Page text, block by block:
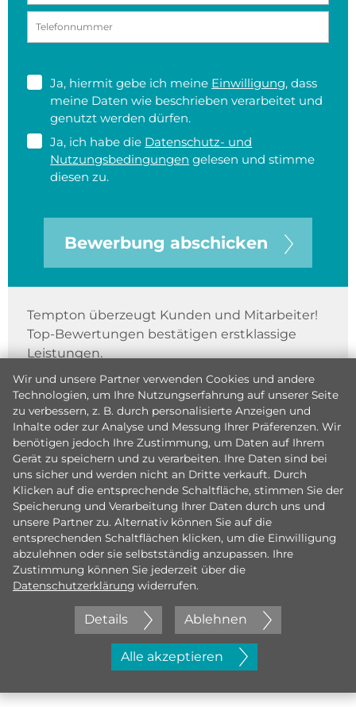
Ja, hiermit gebe ich meine Einwilligung, dass
meine Daten wie beschrieben verarbeitet und
genutzt werden dürfen.
Ja, ich habe die Datenschutz- und
Nutzungsbedingungen gelesen und stimme
diesen zu.
Bewerbung abschicken
Tempton überzeugt Kunden und Mitarbeiter!
Top-Bewertungen bestätigen erstklassige
Leistungen.
Jetzt initiativ bewerben
Wir und unsere Partner verwenden Cookies und andere
Technologien, um Ihre Nutzungserfahrung auf unserer Seite
zu verbessern, z. B. durch personalisierte Anzeigen und
Inhalte oder zur Analyse und Messung Ihrer Präferenzen. Wir
benötigen jedoch Ihre Zustimmung, um Daten auf Ihrem
Gerät zu speichern und zu verarbeiten. Ihre Daten sind bei
uns sicher und werden nicht an Dritte verkauft. Durch
Klicken auf die entsprechende Schaltfläche, stimmen Sie der
Speicherung und Verarbeitung Ihrer Daten durch uns und
unsere Partner zu. Alternativ können Sie auf die
entsprechenden Schaltflächen klicken, um die Einwilligung
abzulehnen oder sie selbstständig anzupassen. Ihre
Zustimmung können Sie jederzeit über die
Datenschutzerklärung widerrufen.
Details Ablehnen
Alle akzeptieren